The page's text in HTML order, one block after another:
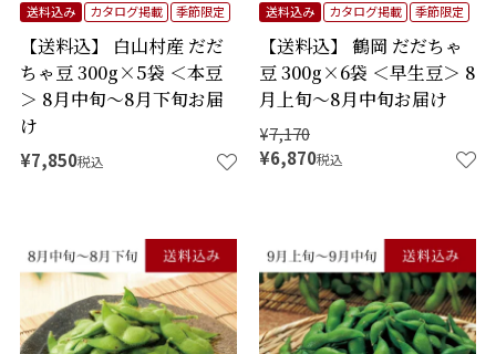
【送料込】 白山村産 だだ
ちゃ豆 300g×5袋 ＜本豆
＞ 8月中旬～8月下旬お届
け
送料込み カタログ掲載 季節限定
¥7,850税込
【送料込】 鶴岡 だだちゃ
豆 300g×6袋 ＜早生豆＞ 8
月上旬～8月中旬お届け
送料込み カタログ掲載 季節限定
¥7,170
¥6,870税込